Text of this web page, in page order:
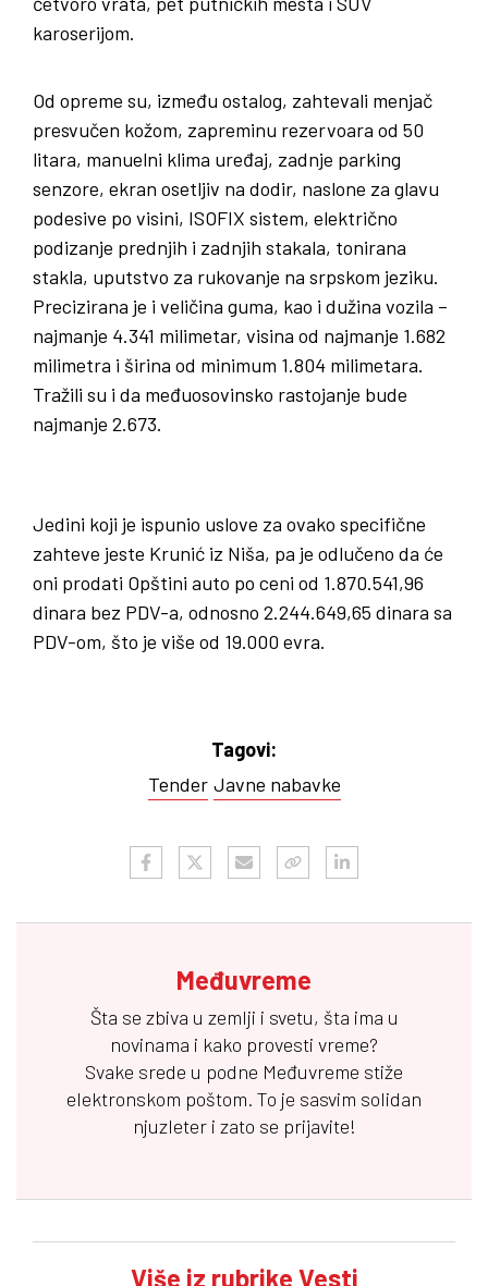
karoserijom.
Od opreme su, između ostalog, zahtevali menjač
presvučen kožom, zapreminu rezervoara od 50
litara, manuelni klima uređaj, zadnje parking
senzore, ekran osetljiv na dodir, naslone za glavu
podesive po visini, ISOFIX sistem, električno
podizanje prednjih i zadnjih stakala, tonirana
stakla, uputstvo za rukovanje na srpskom jeziku.
Precizirana je i veličina guma, kao i dužina vozila –
najmanje 4.341 milimetar, visina od najmanje 1.682
milimetra i širina od minimum 1.804 milimetara.
Tražili su i da međuosovinsko rastojanje bude
najmanje 2.673.
Jedini koji je ispunio uslove za ovako specifične
zahteve jeste Krunić iz Niša, pa je odlučeno da će
oni prodati Opštini auto po ceni od 1.870.541,96
dinara bez PDV-a, odnosno 2.244.649,65 dinara sa
PDV-om, što je više od 19.000 evra.
Tagovi:
Tender Javne nabavke
Međuvreme
Šta se zbiva u zemlji i svetu, šta ima u
novinama i kako provesti vreme?
Svake srede u podne Međuvreme stiže
elektronskom poštom. To je sasvim solidan
njuzleter i zato se prijavite!
Više iz rubrike Vesti